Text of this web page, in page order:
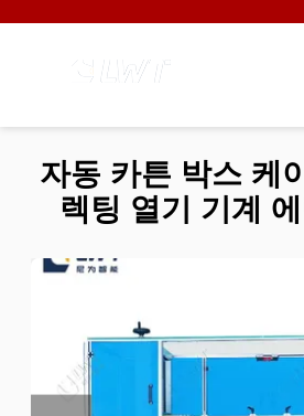
자동 카튼 박스 케
렉팅 열기 기계 에